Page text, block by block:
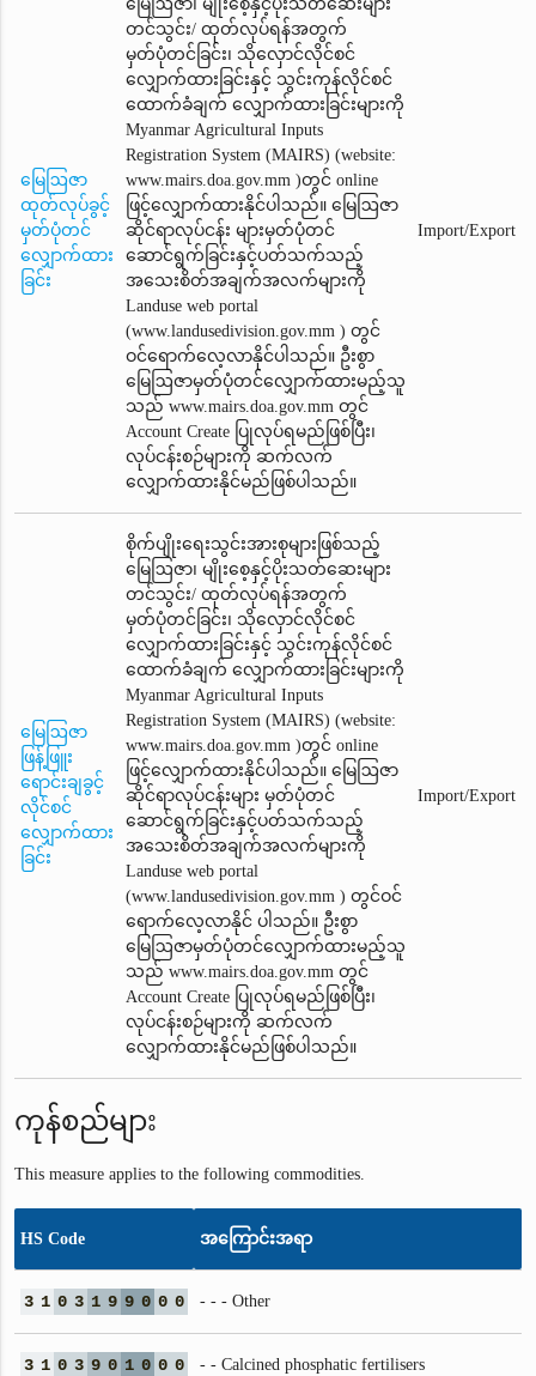
မြေဩဇာ
ထုတ်လုပ်ခွင့်
မှတ်ပုံတင်
လျှောက်ထား
ခြင်း
မြေဩဇာ၊ မျိုးစေ့နှင့်ပိုးသတ်ဆေးများ
တင်သွင်း/ ထုတ်လုပ်ရန်အတွက်
မှတ်ပုံတင်ခြင်း၊ သိုလှောင်လိုင်စင်
လျှောက်ထားခြင်းနှင့် သွင်းကုန်လိုင်စင်
ထောက်ခံချက်‌ လျှောက်ထားခြင်းများကို
Myanmar Agricultural Inputs
Registration System (MAIRS) (website:
www.mairs.doa.gov.mm )တွင် online
ဖြင့်လျှောက်ထားနိုင်ပါသည်။ မြေဩဇာ
ဆိုင်ရာလုပ်ငန်း များမှတ်ပုံတင်
ဆောင်ရွက်ခြင်းနှင့်ပတ်သက်သည့်
အသေးစိတ်အချက်အလက်များကို
Landuse web portal
(www.landusedivision.gov.mm ) တွင်
ဝင်ရောက်လေ့လာနိုင်ပါသည်။ ဦးစွာ
မြေဩဇာမှတ်ပုံတင်‌လျှောက်ထားမည့်သူ
သည် www.mairs.doa.gov.mm တွင်
Account Create ပြုလုပ်ရမည်ဖြစ်ပြီး၊
လုပ်ငန်းစဉ်များကို ဆက်လက်
လျှောက်ထားနိုင်မည်ဖြစ်ပါသည်။
Import/Export
မြေဩဇာ
ဖြန့်ဖြူး
ရောင်းချခွင့်
လိုင်စင်
လျှောက်ထား
ခြင်း
စိုက်ပျိုးရေးသွင်းအားစုများဖြစ်သည့်
မြေဩဇာ၊ မျိုးစေ့နှင့်ပိုးသတ်ဆေးများ
တင်သွင်း/ ထုတ်လုပ်ရန်အတွက်
မှတ်ပုံတင်ခြင်း၊ သိုလှောင်လိုင်စင်
လျှောက်ထားခြင်းနှင့် သွင်းကုန်လိုင်စင်
ထောက်ခံချက်‌ လျှောက်ထားခြင်းများကို
Myanmar Agricultural Inputs
Registration System (MAIRS) (website:
www.mairs.doa.gov.mm )တွင် online
ဖြင့်လျှောက်ထားနိုင်ပါသည်။ မြေဩဇာ
ဆိုင်ရာလုပ်ငန်းများ မှတ်ပုံတင်
ဆောင်ရွက်ခြင်းနှင့်ပတ်သက်သည့်
အသေးစိတ်အချက်အလက်များကို
Landuse web portal
(www.landusedivision.gov.mm ) တွင်ဝင်
ရောက်လေ့လာနိုင် ပါသည်။ ဦးစွာ
မြေဩဇာမှတ်ပုံတင်‌လျှောက်ထားမည့်သူ
သည် www.mairs.doa.gov.mm တွင်
Account Create ပြုလုပ်ရမည်ဖြစ်ပြီး၊
လုပ်ငန်းစဉ်များကို ဆက်လက်
လျှောက်ထားနိုင်မည်ဖြစ်ပါသည်။
Import/Export
ကုန်စည်များ
This measure applies to the following commodities.
HS Code အကြောင်းအရာ
3 1 0 3 1 9 9 0 0 0 - - - Other
3 1 0 3 9 0 1 0 0 0 - - Calcined phosphatic fertilisers